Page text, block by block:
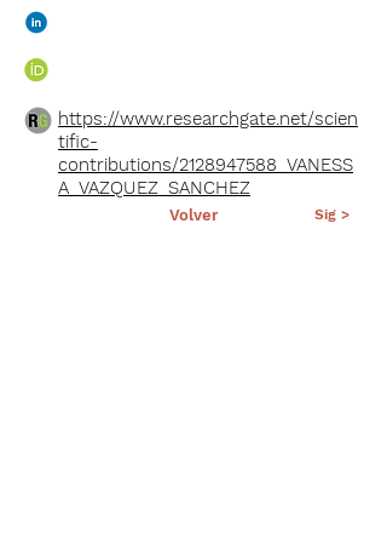
Volver Sig >
https://www.researchgate.net/scien
tific-
contributions/2128947588_VANESS
A_VAZQUEZ_SANCHEZ